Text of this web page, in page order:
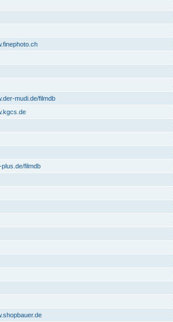
mudi.de/filmdb
plus.de/filmdb